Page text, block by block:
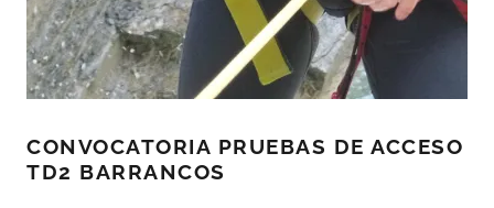
CONVOCATORIA PRUEBAS DE ACCESO
TD2 BARRANCOS